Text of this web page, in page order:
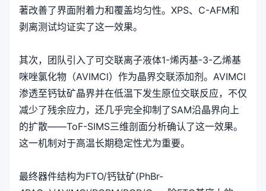
著改善了界面附着力和覆盖均匀性。XPS、C-AFM和
剥离测试均证实了这一效果。
其次，团队引入了可交联离子液体1-烯丙基-3-乙烯基
咪唑氯化物（AVIMCl）作为晶界交联添加剂。AVIMCl
渗透至钙钛矿晶界并在低温下发生原位交联反应，不仅
减少了残余应力，还几乎完全抑制了SAM沿晶界向上
的扩散——ToF-SIMS三维剖面分析确认了这一效果。
这一机制对于高温长期稳定性尤为重要。
最终器件结构为FTO/钙钛矿(PhBr-